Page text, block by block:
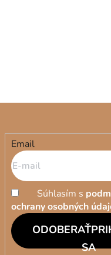
Email
Súhlasím s
ochrany osobných
SA